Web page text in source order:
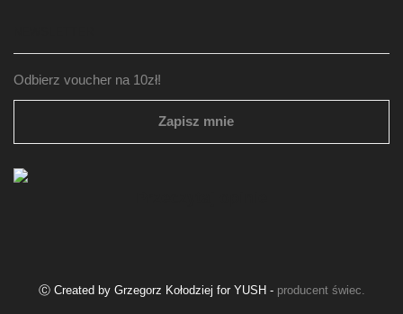
Odbierz voucher na 10zł!
Zapisz mnie
Ⓒ Created by Grzegorz Kołodziej for YUSH - producent świec.